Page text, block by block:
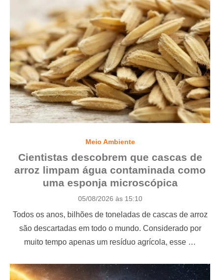
Meio Ambiente
Cientistas descobrem que cascas de
arroz limpam água contaminada como
uma esponja microscópica
P
s
e
d
05/08/2026 às 15:10
Todos os anos, bilhões de toneladas de cascas de arroz
são descartadas em todo o mundo. Considerado por
muito tempo apenas um resíduo agrícola, esse …